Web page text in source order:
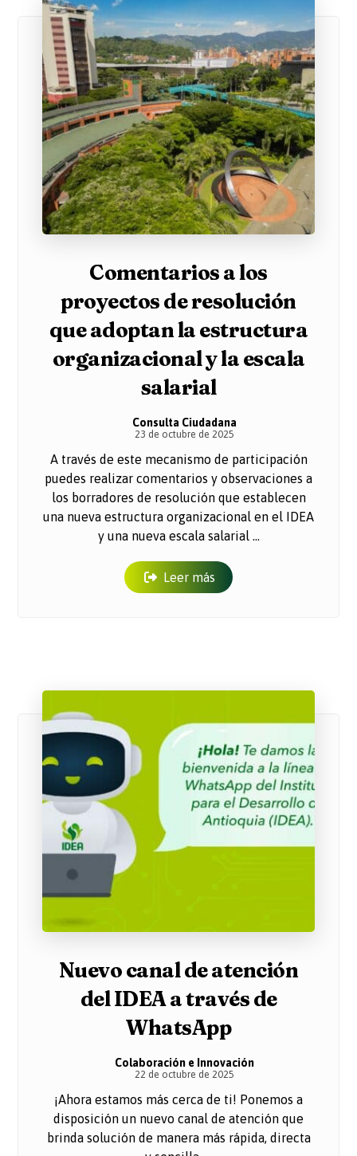
Comentarios a los
proyectos de resolución
que adoptan la estructura
organizacional y la escala
salarial
Consulta Ciudadana
23 de octubre de 2025
A través de este mecanismo de participación
puedes realizar comentarios y observaciones a
los borradores de resolución que establecen
una nueva estructura organizacional en el IDEA
y una nueva escala salarial ...
Leer más
Nuevo canal de atención
del IDEA a través de
WhatsApp
Colaboración e Innovación
22 de octubre de 2025
¡Ahora estamos más cerca de ti! Ponemos a
disposición un nuevo canal de atención que
brinda solución de manera más rápida, directa